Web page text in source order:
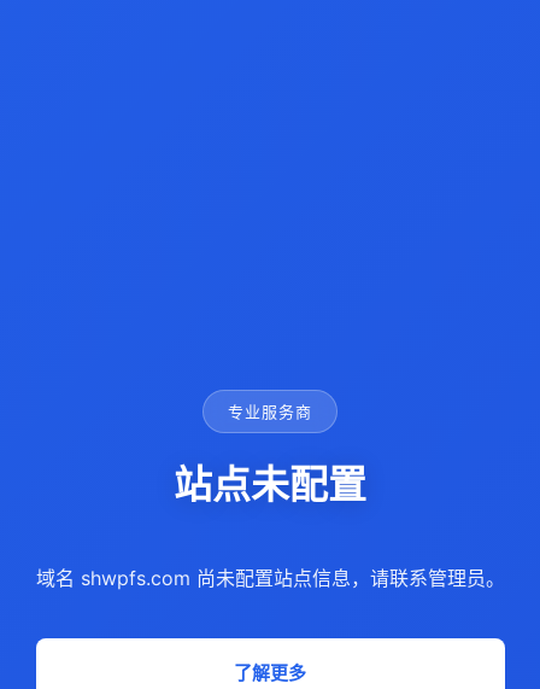
专业服务商
站点未配置
域名 shwpfs.com 尚未配置站点信息，请联系管理员。
了解更多